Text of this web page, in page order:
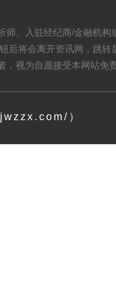
师、入驻经纪商/金融机
后将会离开资讯网，跳
，视为自愿接受本网站免
）